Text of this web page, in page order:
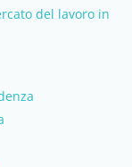
del lavoro in